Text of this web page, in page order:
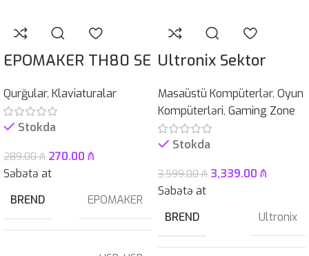
EPOMAKER TH80 SE
Qurğular, Klaviaturalar
Stokda
289.00₼ 270.00 ₼
Səbətə at
BREND
EPOMAKER
Ultronix Sektor
Masaüstü Kompüterlər, Oyun
Kompüterləri, Gaming Zone
Stokda
3,599.00₼ 3,339.00 ₼
Səbətə at
BREND
Ultronix